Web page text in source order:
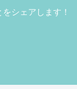
シェアします！